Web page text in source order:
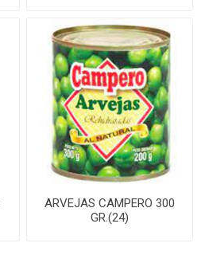
ARVEJAS CAMPERO 300
GR.(24)